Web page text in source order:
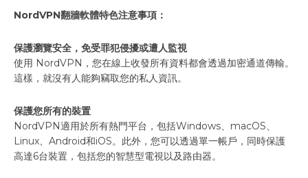
NordVPN翻牆軟體特色注意事項：
保護瀏覽安全，免受罪犯侵擾或遭人監視
使用 NordVPN，您在線上收發所有資料都會透過加密通道傳輸。
這樣，就沒有人能夠竊取您的私人資訊。
保護您所有的裝置
NordVPN適用於所有熱門平台，包括Windows、macOS、
Linux、Android和iOS。此外，您可以透過單一帳戶，同時保護
高達6台裝置，包括您的智慧型電視以及路由器。